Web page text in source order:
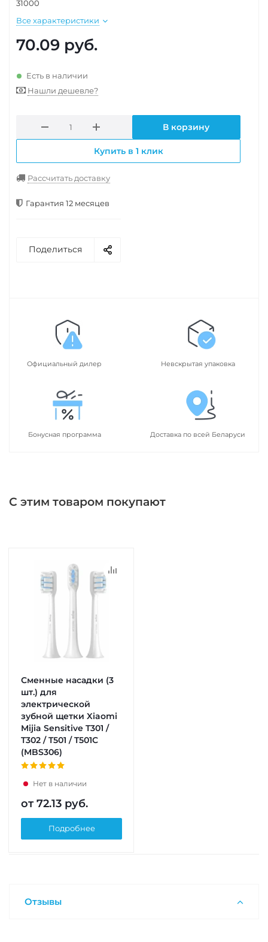
31000
Все характеристики
70.09 руб.
Есть в наличии
Нашли дешевле?
В корзину
Купить в 1 клик
Рассчитать доставку
Гарантия 12 месяцев
Поделиться
Официальный дилер Невскрытая упаковка
Бонусная программа Доставка по всей Беларуси
С этим товаром покупают
Сменные насадки (3
шт.) для
электрической
зубной щетки Xiaomi
Mijia Sensitive T301 /
T302 / T501 / T501C
(MBS306)
Нет в наличии
от72.13 руб.
Подробнее
Отзывы